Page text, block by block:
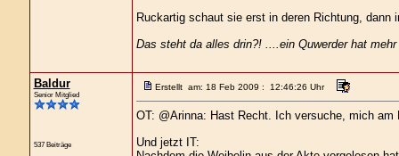
Ruckartig schaut sie erst in deren Richtung, dann
Das steht da alles drin?! ....ein Quwerder hat
Baldur
Senior Mitglied
537 Beiträge
Erstellt am: 18 Feb 2009 : 12:46:26 Uhr
OT: @Arinna: Hast Recht. Ich versuche, mich am
Und jetzt IT: